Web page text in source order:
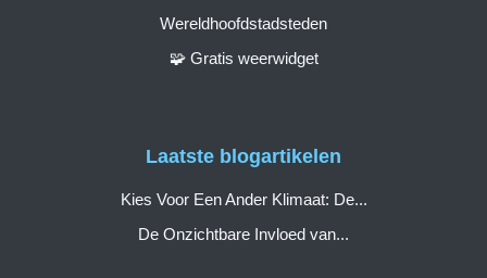
Wereldhoofdstadsteden
🧩 Gratis weerwidget
Laatste blogartikelen
Kies Voor Een Ander Klimaat: De...
De Onzichtbare Invloed van...